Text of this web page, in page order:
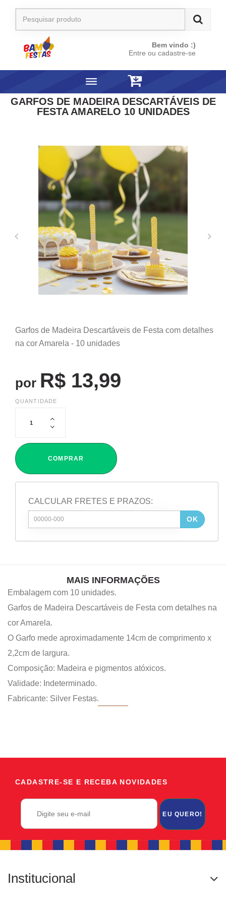
Bem vindo :)
Entre ou cadastre-se
GARFOS DE MADEIRA DESCARTÁVEIS DE
FESTA AMARELO 10 UNIDADES
Garfos de Madeira Descartáveis de Festa com detalhes
na cor Amarela - 10 unidades
por R$ 13,99
QUANTIDADE
COMPRAR
CALCULAR FRETES E PRAZOS:
OK
MAIS INFORMAÇÕES
Embalagem com 10 unidades.
Garfos de Madeira Descartáveis de Festa com detalhes na
cor Amarela.
O Garfo mede aproximadamente 14cm de comprimento x
2,2cm de largura.
Composição: Madeira e pigmentos atóxicos.
Validade: Indeterminado.
Fabricante: Silver Festas.
CADASTRE-SE E RECEBA NOVIDADES
EU QUERO!
Institucional